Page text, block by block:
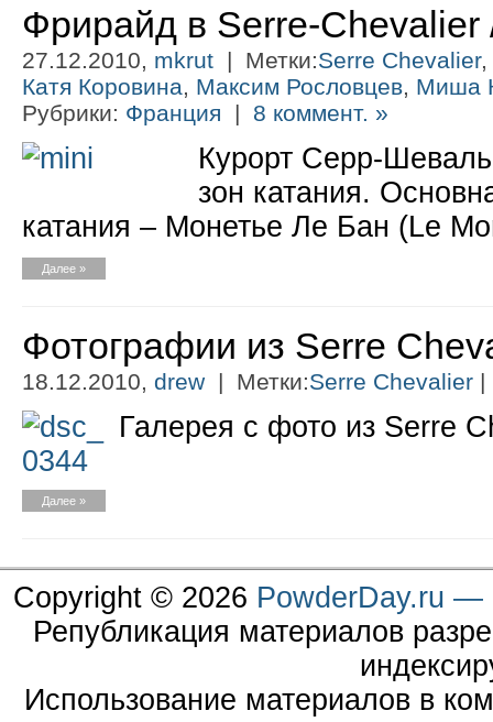
Фрирайд в Serre-
27.12.2010, mkrut | Метки:Serre Chevalier,
Катя Коровина, Максим Рословцев, Миша
Рубрики: Франция | 8 коммент. »
Курорт Серр-
зон катания.
катания – Монетье Ле Бан (Le
Далее »
Фотографии из Serre
18.12.2010, drew | Метки:Serre Chevalier |
Галерея с фото из Serre
Далее »
Copyright © 2026 PowderDay.ru —
Републикация материалов
Использование материалов в